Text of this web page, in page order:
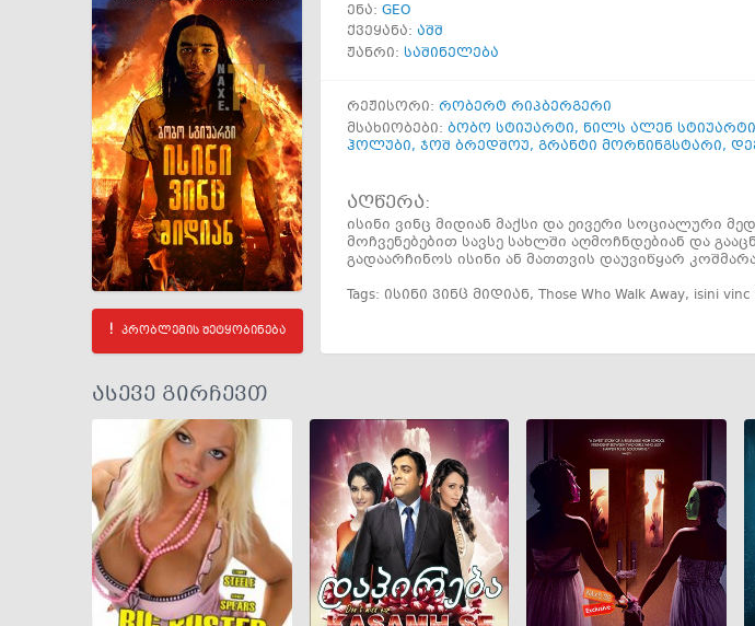
პრობლემის შეტყობინება
ენა: GEO
ქვეყანა: აშშ
ჟანრი: საშინელება
რეჟისორი: რობერტ რიპბერგერი
მსახიობები: ბობო სტიუარტი, ნილს ალენ სტიუარტი
ჰოლუბი, ჯოშ ბრედშოუ, გრანტი მორნინგსტარი,
აღწერა:
ისინი ვინც მიდიან მაქსი და ეივერი სოციალური
მოჩვენებებით სავსე სახლში აღმოჩნდებიან და
გადაარჩინოს ისინი ან მათთვის დაუვიწყარ
Tags: ისინი ვინც მიდიან, Those Who Walk Away, isini
ასევე გირჩევთ